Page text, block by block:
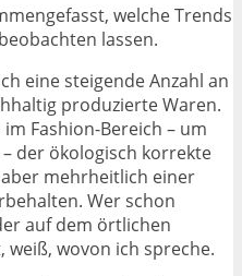
welche Trends
lassen.
eine steigende Anzahl an
produzierte Waren.
Fashion-Bereich – um
der ökologisch korrekte
mehrheitlich einer
Wer schon
auf dem örtlichen
wovon ich spreche.